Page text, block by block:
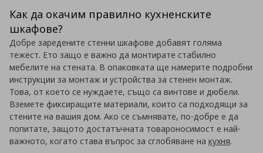
Как да окачим правилно кухненските
шкафове?
Добре заредените стенни шкафове добавят голяма
тежест. Ето защо е важно да монтирате стабилно
мебелите на стената. В опаковката ще намерите подробни
инструкции за монтаж и устройства за стенен монтаж.
Това, от което се нуждаете, също са винтове и дюбели.
Вземете фиксиращите материали, които са подходящи за
стените на вашия дом. Ако се съмнявате, по-добре е да
попитате, защото достатъчната товароносимост е най-
важното, когато става въпрос за сглобяване на кухня.